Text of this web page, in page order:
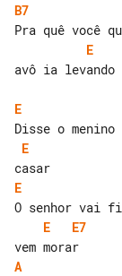
B7
E
avô ia levando
E
E
E
E
E7
A